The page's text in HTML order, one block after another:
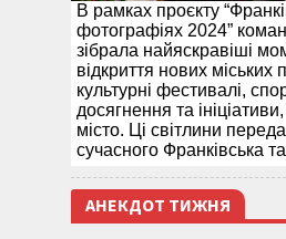
В рамках проєкту
фотографіях 2024”
зібрала найяскравіші
відкриття нових міських
культурні фестивалі,
досягнення та
місто. Ці світлини
сучасного Франківська
АНЕКДОТ ТИЖНЯ